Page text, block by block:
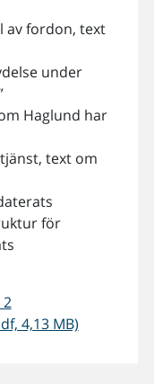
av fordon, text
under
Haglund har
text om
för
4,13 MB)